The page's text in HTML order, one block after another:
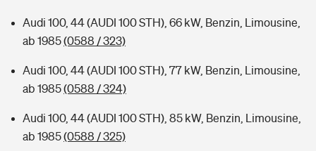
Sie haben Fragen?
Audi 100, 44 (AUDI 100 STH), 66 kW, Benzin, Limousine,
ab 1985(0588 / 323)
Audi 100, 44 (AUDI 100 STH), 77 kW, Benzin, Limousine,
ab 1985(0588 / 324)
Audi 100, 44 (AUDI 100 STH), 85 kW, Benzin, Limousine,
ab 1985(0588 / 325)